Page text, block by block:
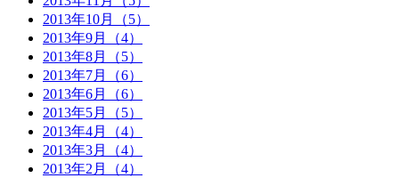
2013年10月（5）
2013年9月（4）
2013年8月（5）
2013年7月（6）
2013年6月（6）
2013年5月（5）
2013年4月（4）
2013年3月（4）
2013年2月（4）